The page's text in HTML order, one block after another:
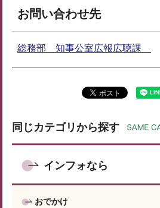
お問い合わせ先
総務部 知事公室広報広聴課
同じカテゴリから探す
インフォなら
おでかけ